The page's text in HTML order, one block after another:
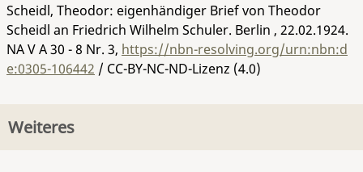
Scheidl, Theodor: eigenhändiger Brief von Theodor
Scheidl an Friedrich Wilhelm Schuler. Berlin , 22.02.1924.
NA V A 30 - 8 Nr. 3, https://nbn-resolving.org/urn:nbn:d
e:0305-106442 / CC-BY-NC-ND-Lizenz (4.0)
Weiteres